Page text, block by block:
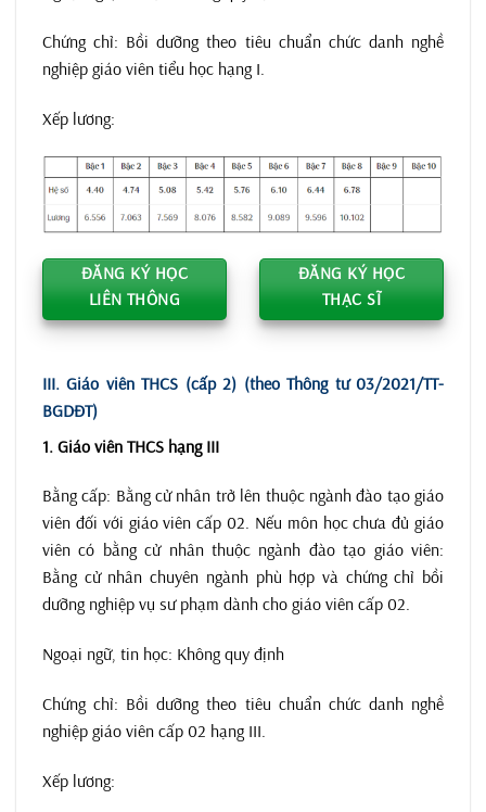
Chứng chỉ: Bồi dưỡng theo tiêu chuẩn chức danh nghề
nghiệp giáo viên tiểu học hạng I.
Xếp lương:
ĐĂNG KÝ HỌC
LIÊN THÔNG
ĐĂNG KÝ HỌC
THẠC SĨ
III. Giáo viên THCS (cấp 2) (theo Thông tư 03/2021/TT-
BGDĐT)
1. Giáo viên THCS hạng III
Bằng cấp: Bằng cử nhân trở lên thuộc ngành đào tạo giáo
viên đối với giáo viên cấp 02. Nếu môn học chưa đủ giáo
viên có bằng cử nhân thuộc ngành đào tạo giáo viên:
Bằng cử nhân chuyên ngành phù hợp và chứng chỉ bồi
dưỡng nghiệp vụ sư phạm dành cho giáo viên cấp 02.
Ngoại ngữ, tin học: Không quy định
Chứng chỉ: Bồi dưỡng theo tiêu chuẩn chức danh nghề
nghiệp giáo viên cấp 02 hạng III.
Xếp lương: